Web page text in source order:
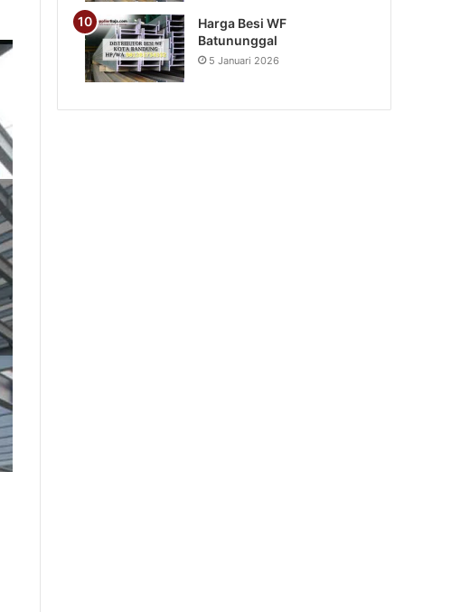
Harga Besi WF
Batununggal
5 Januari 2026